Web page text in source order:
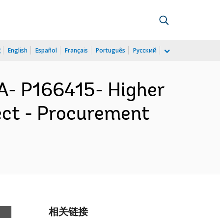
English Español Français Português Русский
P166415- Higher
- Procurement
相关链接